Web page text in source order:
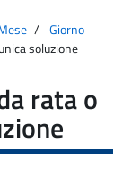
Giorno
soluzione
rata o